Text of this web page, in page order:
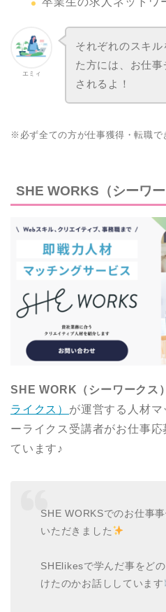
エミィ
それぞれのスキ
た方には、お仕
されるよ！
※必ず全ての方が仕事獲得・転職で
SHE WORKS（シーワー
SHE WORK（シーワークス）
ライクス） が運営する人材
ーライクス受講者がお仕事
ています♪
SHE WORKSでのお仕事
いただきました
SHElikesで学んだ事をど
けたのかお話ししています